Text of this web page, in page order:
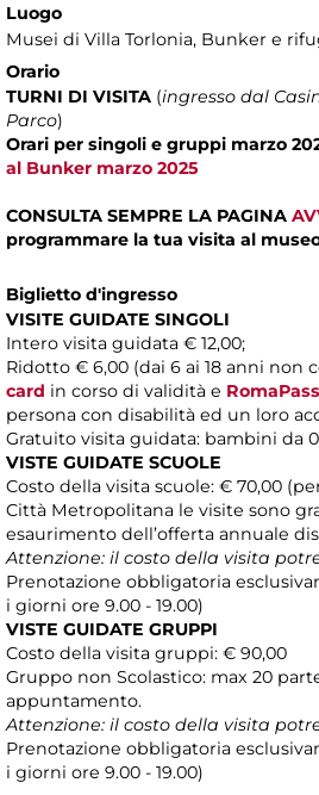
Luogo
Musei di Villa Torlonia, Bunker e
Orario
TURNI DI VISITA (ingresso dal
Parco)
Orari per singoli e gruppi marzo
al Bunker marzo 2025
CONSULTA SEMPRE LA PAGINA
programmare la tua visita al
Biglietto d'ingresso
VISITE GUIDATE SINGOLI
Intero visita guidata € 12,00;
Ridotto € 6,00 (dai 6 ai 18 anni non
card in corso di validità e RomaPass
persona con disabilità ed un loro
Gratuito visita guidata: bambini da
VISTE GUIDATE SCUOLE
Costo della visita scuole: € 70,00
Città Metropolitana le visite sono
esaurimento dell’offerta annuale
Attenzione: il costo della visita
Prenotazione obbligatoria
i giorni ore 9.00 - 19.00)
VISTE GUIDATE GRUPPI
Costo della visita gruppi: € 90,00
Gruppo non Scolastico: max 20
appuntamento.
Attenzione: il costo della visita
Prenotazione obbligatoria
i giorni ore 9.00 - 19.00)